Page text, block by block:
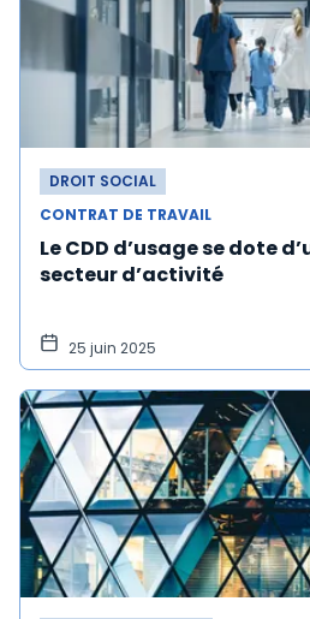
DROIT SOCIAL
CONTRAT DE TRAVAIL
Le CDD d’usage se dote
secteur d’activité
25 juin 2025